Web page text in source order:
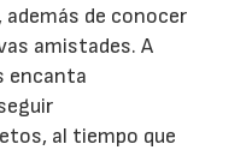
de conocer
amistades. A
encanta
al tiempo que